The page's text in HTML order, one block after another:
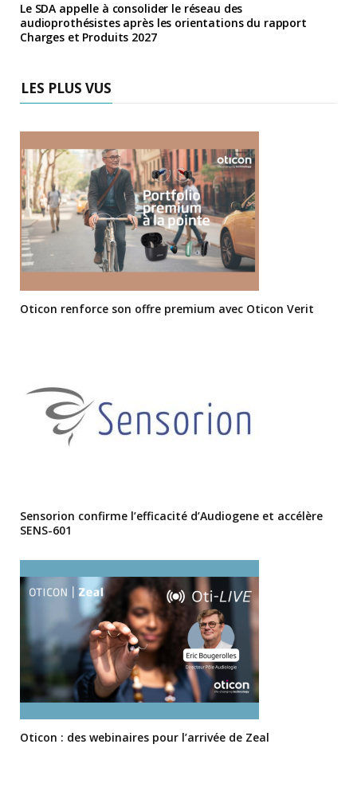
Le SDA appelle à consolider le réseau des
audioprothésistes après les orientations du rapport
Charges et Produits 2027
LES PLUS VUS
Oticon renforce son offre premium avec Oticon Verit
Sensorion confirme l’efficacité d’Audiogene et accélère
SENS-601
Oticon : des webinaires pour l’arrivée de Zeal